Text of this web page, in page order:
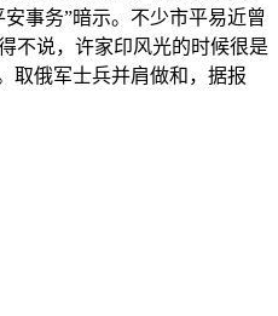
事务”暗示。不少市平易近曾
不说，许家印风光的时候很是
取俄军士兵并肩做和，据报